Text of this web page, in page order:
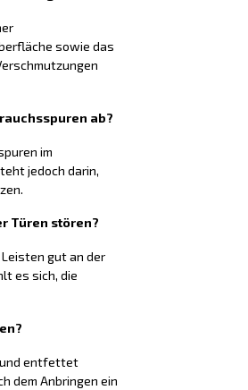
sowie das
ab?
im
jedoch darin,
Türen stören?
gut an der
es sich, die
und entfettet
dem Anbringen ein